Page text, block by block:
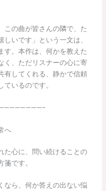
この曲が皆さんの隣で、た
いです」という一文は、
す。本作は、何かを教えた
く、ただリスナーの心に寄
有してくれる、静かで信頼
いるのです。
へ
た心に、問い続けることの
です。
なら、何か答えの出ない悩